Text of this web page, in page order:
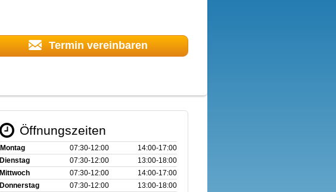
Termin vereinbaren
Öffnungszeiten
Montag 07:30‑12:00
14:00‑17:00
Dienstag
07:30‑12:00
13:00‑18:00
Mittwoch
07:30‑12:00
14:00‑17:00
Donnerstag
07:30‑12:00
13:00‑18:00